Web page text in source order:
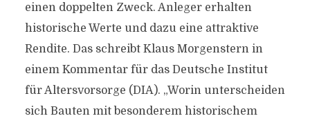
einen doppelten Zweck. Anleger erhalten
historische Werte und dazu eine attraktive
Rendite. Das schreibt Klaus Morgenstern in
einem Kommentar für das Deutsche Institut
für Altersvorsorge (DIA). „Worin unterscheiden
sich Bauten mit besonderem historischem